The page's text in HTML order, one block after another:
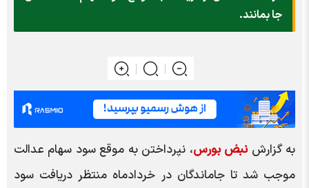
جا بمانند.
به گزارشنبض بورس، نپرداختن به موقع سود سهام عدالت
موجب شد تا جاماندگان در خردادماه منتظر دریافت سود